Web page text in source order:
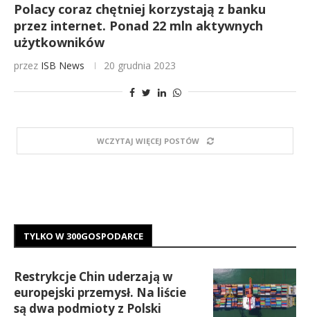
Polacy coraz chętniej korzystają z banku
przez internet. Ponad 22 mln aktywnych
użytkowników
przez ISB News 20 grudnia 2023
WCZYTAJ WIĘCEJ POSTÓW
TYLKO W 300GOSPODARCE
Restrykcje Chin uderzają w
europejski przemysł. Na liście
są dwa podmioty z Polski